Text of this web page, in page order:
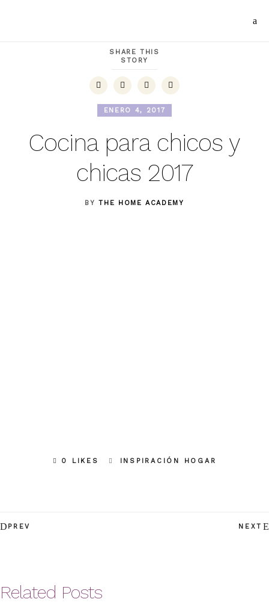
SHARE THIS
STORY
ENERO 4, 2017
Cocina para chicos y
chicas 2017
BYTHE HOME ACADEMY
0 LIKES INSPIRACIÓN HOGAR
PREV NEXT
Related Posts